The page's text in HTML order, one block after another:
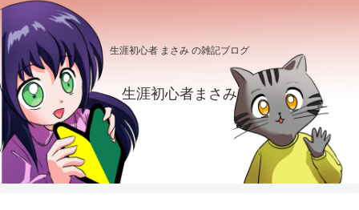
生涯初心者 まさみ の雑記ブログ
生涯初心者まさみ